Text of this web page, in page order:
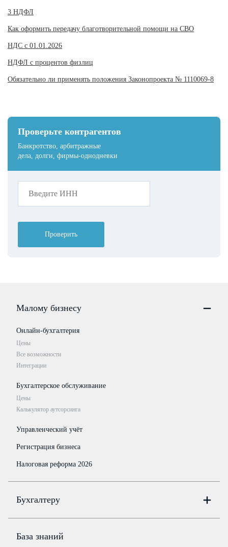
Проверьте контрагентов
Банкротство, арбитражные
дела, долги, фирмы-однодневки
Проверить
3 НДФЛ
Как оформить передачу благотворительной помощи на СВО
НДС с 01.01.2026
НДФЛ с процентов физлиц
Обязательно ли применять положения Законопроекта № 1110069-8
Малому бизнесу
Онлайн-бухгалтерия
Цены
Все возможности
Интеграции
Бухгалтерское обслуживание
Цены
Калькулятор аутсорсинга
Управленческий учёт
Регистрация бизнеса
Налоговая реформа 2026
Бухгалтеру
Цены
База знаний